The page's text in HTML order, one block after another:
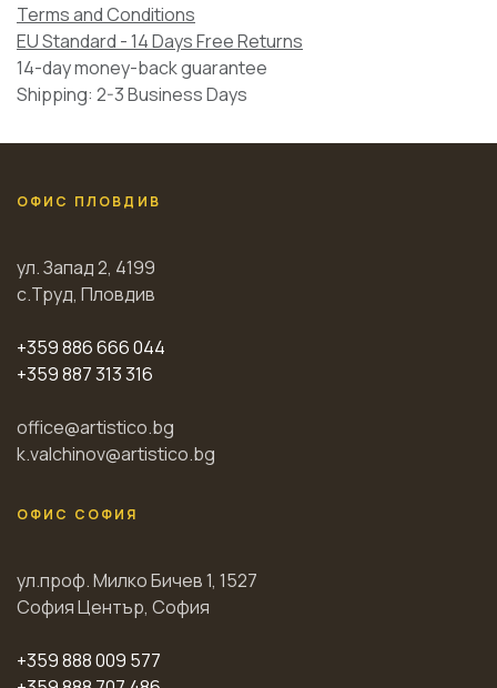
Terms and Conditions
EU Standard - 14 Days Free Returns
14-day money-back guarantee
Shipping: 2-3 Business Days
ОФИС ПЛОВДИВ
ул. Запад 2, 4199
с.Труд, Пловдив
+359 886 666 044
+359 887 313 316
office@artistico.bg
k.valchinov@artistico.bg
ОФИС СОФИЯ
ул.проф. Милко Бичев 1, 1527
София Център, София
+359 888 009 577